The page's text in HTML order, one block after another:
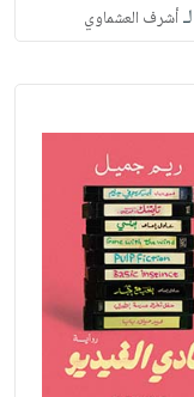
لـأشرف العشماوي